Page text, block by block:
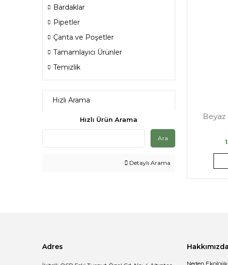
Bardaklar
Pipetler
Çanta ve Poşetler
Tamamlayıcı Ürünler
Temizlik
Hızlı Arama
Hızlı Ürün Arama
Ara
Detaylı Arama
Adres Hakkımızda
Neden